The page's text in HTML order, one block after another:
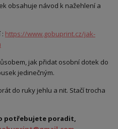
obsahuje návod k nažehlení a
: https://www.gobuprint.cz/jak-
jak přidat osobní dotek do
jedinečným.
do ruky jehlu a nit. Stačí trocha
potřebujete poradit,